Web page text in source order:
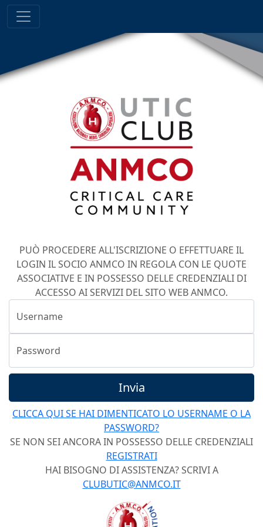
PUÒ PROCEDERE ALL'ISCRIZIONE O EFFETTUARE IL
LOGIN IL SOCIO ANMCO IN REGOLA CON LE QUOTE
ASSOCIATIVE E IN POSSESSO DELLE CREDENZIALI DI
ACCESSO AI SERVIZI DEL SITO WEB ANMCO.
Username
Password
Invia
CLICCA QUI SE HAI DIMENTICATO LO USERNAME O LA
PASSWORD?
SE NON SEI ANCORA IN POSSESSO DELLE CREDENZIALI
REGISTRATI
HAI BISOGNO DI ASSISTENZA? SCRIVI A
CLUBUTIC@ANMCO.IT